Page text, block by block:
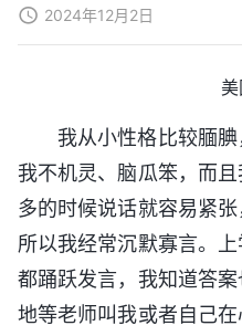
2024年12月2日
我从小性格比较腼
我不机灵、脑瓜笨，而
多的时候说话就容易紧张
所以我经常沉默寡言。
都踊跃发言，我知道答
地等老师叫我或者自己